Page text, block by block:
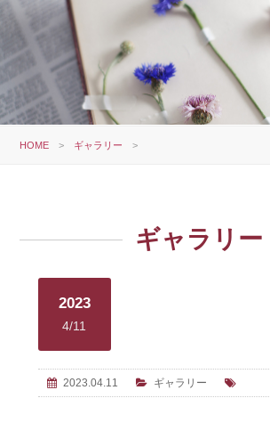
HOME > ギャラリー >
ギャラリー
2023
4/11
2023.04.11 ギャラリー